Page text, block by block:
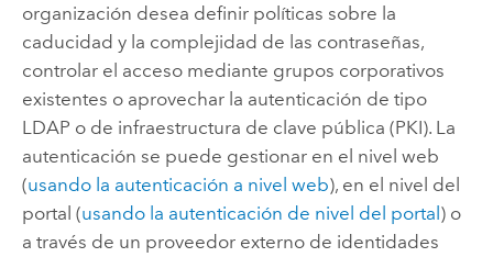
organización desea definir políticas sobre la
caducidad y la complejidad de las contraseñas,
controlar el acceso mediante grupos corporativos
existentes o aprovechar la autenticación de tipo
LDAP o de infraestructura de clave pública (PKI). La
autenticación se puede gestionar en el nivel web
(usando la autenticación a nivel web), en el nivel del
portal (usando la autenticación de nivel del portal) o
a través de un proveedor externo de identidades